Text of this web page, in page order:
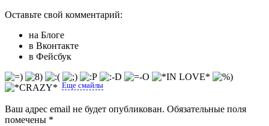
Оставьте свой комментарий:
на Блоге
в Вконтакте
в Фейсбук
Еще смайлы
Ваш адрес email не будет опубликован. Обязательные поля
помечены *